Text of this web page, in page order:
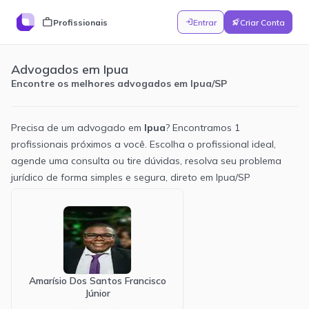
workProfissionais loginEntrar rocket_launchCriar Conta
Advogados em Ipua
Encontre os melhores advogados em Ipua/SP
Precisa de um advogado em Ipua? Encontramos 1
profissionais próximos a você. Escolha o profissional ideal,
agende uma consulta ou tire dúvidas, resolva seu problema
jurídico de forma simples e segura, direto em Ipua/SP
Amarísio Dos Santos Francisco
Júnior
NOVO v1.67/3/2026
Tema escuro
Adicionamos um tema escuro ao painel. Você pode
alterná-lo em Configurações → Aparência. Mudança
puramente visual, sem alteração de comportamento.